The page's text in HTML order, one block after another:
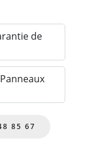
de
-> 02 51 48 85 67